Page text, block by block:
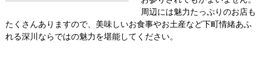
周辺には魅力たっぷりのお店も
たくさんありますので、美味しいお食事やお土産など下町情緒あふ
れる深川ならではの魅力を堪能してください。